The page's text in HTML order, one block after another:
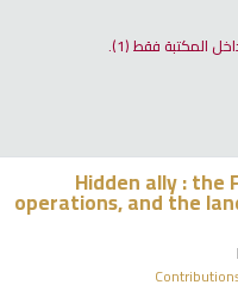
المكتبة فقط(1).
Hidden ally : the
operations, and the